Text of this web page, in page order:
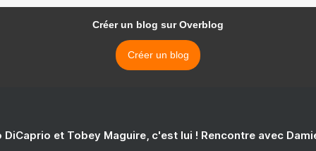
Créer un blog sur Overblog
Créer un blog
DiCaprio et Tobey Maguire, c'est lui ! Rencontre avec